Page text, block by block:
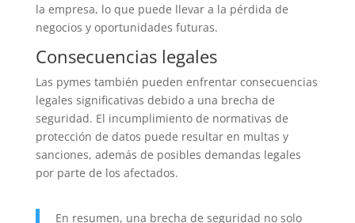
la empresa, lo que puede llevar a la pérdida de
negocios y oportunidades futuras.
Consecuencias legales
Las pymes también pueden enfrentar consecuencias
legales significativas debido a una brecha de
seguridad. El incumplimiento de normativas de
protección de datos puede resultar en multas y
sanciones, además de posibles demandas legales
por parte de los afectados.
En resumen, una brecha de seguridad no solo